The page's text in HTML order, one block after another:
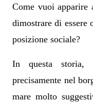
Come vuoi apparire
dimostrare di essere
posizione sociale?
In questa storia,
precisamente nel
mare molto